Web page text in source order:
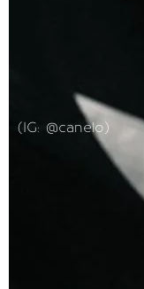
(IG: @canelo)